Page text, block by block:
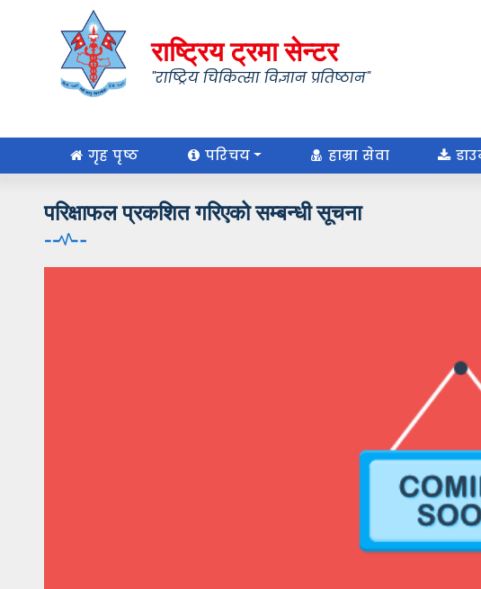
राष्ट्रिय ट्रमा सेन्टर
"राष्ट्रिय चिकित्सा विज्ञान प्रतिष्ठान"
गृह पृष्ठ परिचय हाम्रा सेवा
परिक्षाफल प्रकशित गरिएको सम्बन्धी सूचना